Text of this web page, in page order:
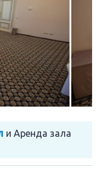
и Аренда зала